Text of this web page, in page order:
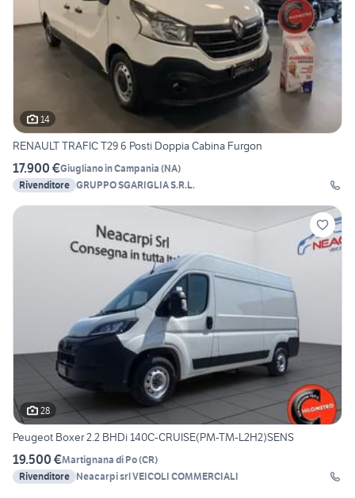
14
RENAULT TRAFIC T29 6 Posti Doppia Cabina Furgon
17.900 €Giugliano in Campania (NA)
Rivenditore GRUPPO SGARIGLIA S.R.L.
28
Peugeot Boxer 2.2 BHDi 140C-CRUISE(PM-TM-L2H2)SENS
19.500 €Martignana di Po(CR)
Rivenditore Neacarpi srl VEICOLI COMMERCIALI